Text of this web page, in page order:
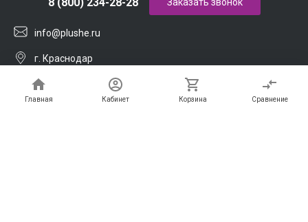
Главная Кабинет Корзина Сравнение
info@plushe.ru
г. Краснодар